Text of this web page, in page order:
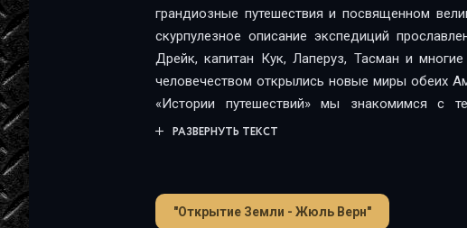
грандиозные путешествия и посвященном
скурпулезное описание экспедиций
Дрейк, капитан Кук, Лаперуз, Тасман и
человечеством открылись новые миры обеих
«Истории путешествий» мы знакомимся с
животных и растения, как встречались с
Беринга, Палласа, Крузенштерна, Литке. Книга
неизвестных человеку территорий земного
РАЗВЕРНУТЬ ТЕКСТ
"Открытие Земли - Жюль Верн"